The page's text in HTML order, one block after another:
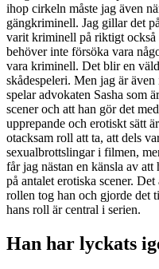
ihop cirkeln måste jag även
gängkriminell. Jag gillar det
varit kriminell på riktigt
behöver inte försöka vara
vara kriminell. Det blir en
skådespeleri. Men jag är
spelar advokaten Sasha som
scener och att han gör det
upprepande och erotiskt sätt
otacksam roll att ta, att dels
sexualbrottslingar i filmen,
får jag nästan en känsla av
på antalet erotiska scener.
rollen tog han och gjorde det
hans roll är central i serien.
Han har lyckats